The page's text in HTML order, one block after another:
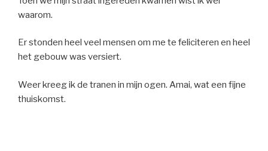
waarom.
Er stonden heel veel mensen om me te feliciteren en heel
het gebouw was versiert.
Weer kreeg ik de tranen in mijn ogen. Amai, wat een fijne
thuiskomst.